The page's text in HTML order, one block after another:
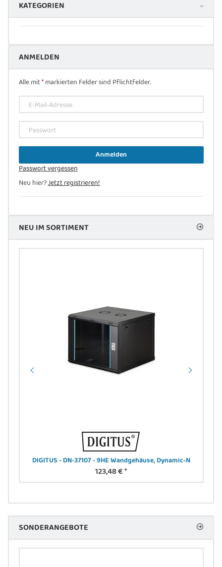
KATEGORIEN
ANMELDEN
Alle mit*markierten Felder sind Pflichtfelder.
E-Mail-Adresse
Passwort
Anmelden
Passwort vergessen
Neu hier?Jetzt registrieren!
NEU IM SORTIMENT
DIGITUS - DN-37107 - 9HE Wandgehäuse, Dynamic-N
123,48 €*
SONDERANGEBOTE